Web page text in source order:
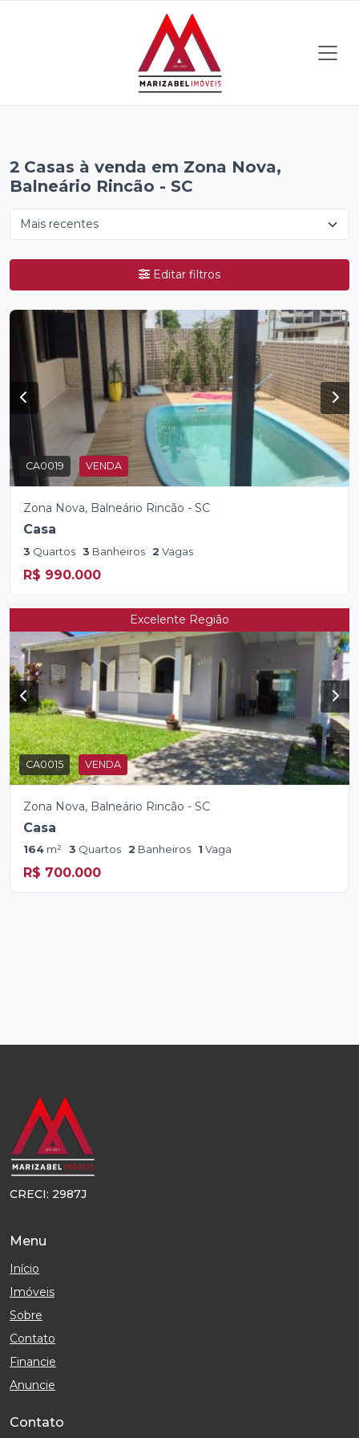
2 Casas à venda em Zona Nova,
Balneário Rincão - SC
Editar filtros
CA0019 VENDA
Zona Nova, Balneário Rincão - SC
Casa
3 Quartos 3 Banheiros 2 Vagas
R$ 990.000
Excelente Região
CA0015 VENDA
Zona Nova, Balneário Rincão - SC
Casa
164 m² 3 Quartos 2 Banheiros 1 Vaga
R$ 700.000
CRECI: 2987J
Menu
Início
Imóveis
Sobre
Contato
Financie
Anuncie
Contato